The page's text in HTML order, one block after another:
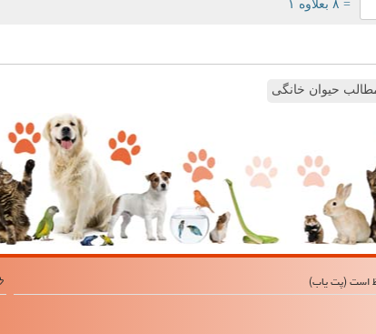
= ۸ بعلاوه ۱
مطالب حیوان خانگی